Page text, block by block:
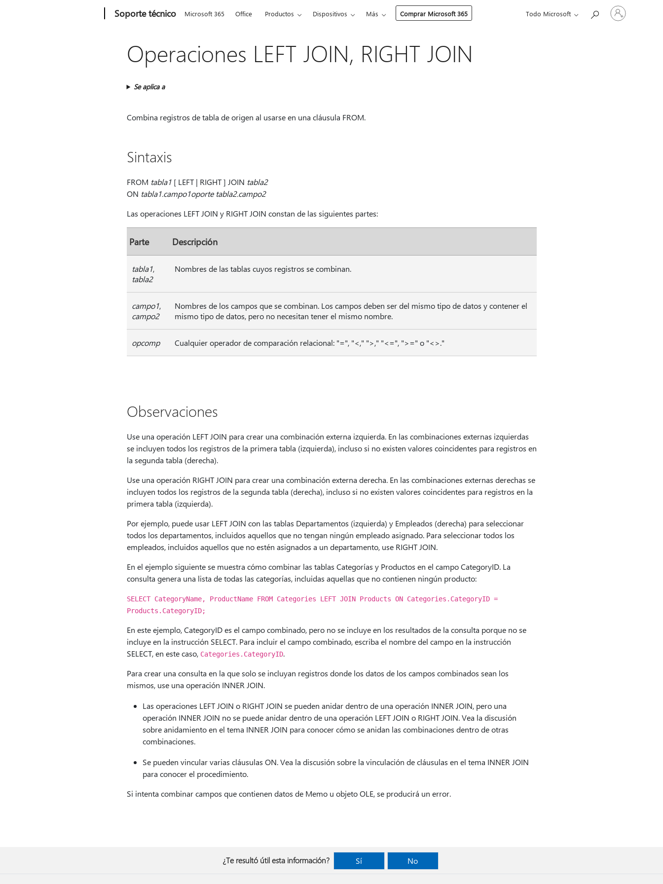
Soporte técnico Microsoft 365 Office Productos Dispositivos Más Comprar Microsoft 365 Todo Microsoft
Iniciar
sesión
Operaciones LEFT JOIN, RIGHT JOIN
Se aplica a
Combina registros de tabla de origen al usarse en una cláusula FROM.
Sintaxis
FROM tabla1[ LEFT | RIGHT ] JOIN tabla2
ON tabla1.campo1oporte tabla2.campo2
Las operaciones LEFT JOIN y RIGHT JOIN constan de las siguientes partes:
Parte Descripción
tabla1,
tabla2
Nombres de las tablas cuyos registros se combinan.
campo1,
campo2
Nombres de los campos que se combinan. Los campos deben ser del mismo tipo de datos y contener el
mismo tipo de datos, pero no necesitan tener el mismo nombre.
opcomp Cualquier operador de comparación relacional: "=", "<," ">," "<=", ">=" o "<>."
Observaciones
Use una operación LEFT JOIN para crear una combinación externa izquierda. En las combinaciones externas izquierdas
se incluyen todos los registros de la primera tabla (izquierda), incluso si no existen valores coincidentes para registros en
la segunda tabla (derecha).
Use una operación RIGHT JOIN para crear una combinación externa derecha. En las combinaciones externas derechas se
incluyen todos los registros de la segunda tabla (derecha), incluso si no existen valores coincidentes para registros en la
primera tabla (izquierda).
Por ejemplo, puede usar LEFT JOIN con las tablas Departamentos (izquierda) y Empleados (derecha) para seleccionar
todos los departamentos, incluidos aquellos que no tengan ningún empleado asignado. Para seleccionar todos los
empleados, incluidos aquellos que no estén asignados a un departamento, use RIGHT JOIN.
En el ejemplo siguiente se muestra cómo combinar las tablas Categorías y Productos en el campo CategoryID. La
consulta genera una lista de todas las categorías, incluidas aquellas que no contienen ningún producto:
SELECT CategoryName, ProductName FROM Categories LEFT JOIN Products ON Categories.CategoryID =
Products.CategoryID;
En este ejemplo, CategoryID es el campo combinado, pero no se incluye en los resultados de la consulta porque no se
incluye en la instrucción SELECT. Para incluir el campo combinado, escriba el nombre del campo en la instrucción
SELECT, en este caso, Categories.CategoryID.
Para crear una consulta en la que solo se incluyan registros donde los datos de los campos combinados sean los
mismos, use una operación INNER JOIN.
Las operaciones LEFT JOIN o RIGHT JOIN se pueden anidar dentro de una operación INNER JOIN, pero una
operación INNER JOIN no se puede anidar dentro de una operación LEFT JOIN o RIGHT JOIN. Vea la discusión
sobre anidamiento en el tema INNER JOIN para conocer cómo se anidan las combinaciones dentro de otras
combinaciones.
Se pueden vincular varias cláusulas ON. Vea la discusión sobre la vinculación de cláusulas en el tema INNER JOIN
para conocer el procedimiento.
Si intenta combinar campos que contienen datos de Memo u objeto OLE, se producirá un error.
¿Te resultó útil esta información? Sí No